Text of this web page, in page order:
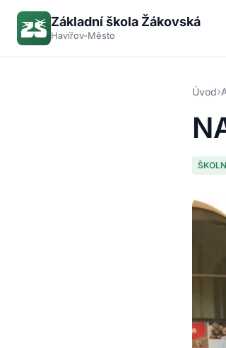
Základní škola Žákovská
Havířov-Město
Úvod›